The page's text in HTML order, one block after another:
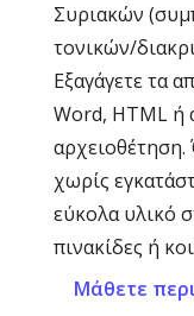
Συριακών
τονικών/
Εξαγάγετε τα
Word, HTML ή
χωρίς
εύκολα υλικό
πινακίδες ή
Μάθετε